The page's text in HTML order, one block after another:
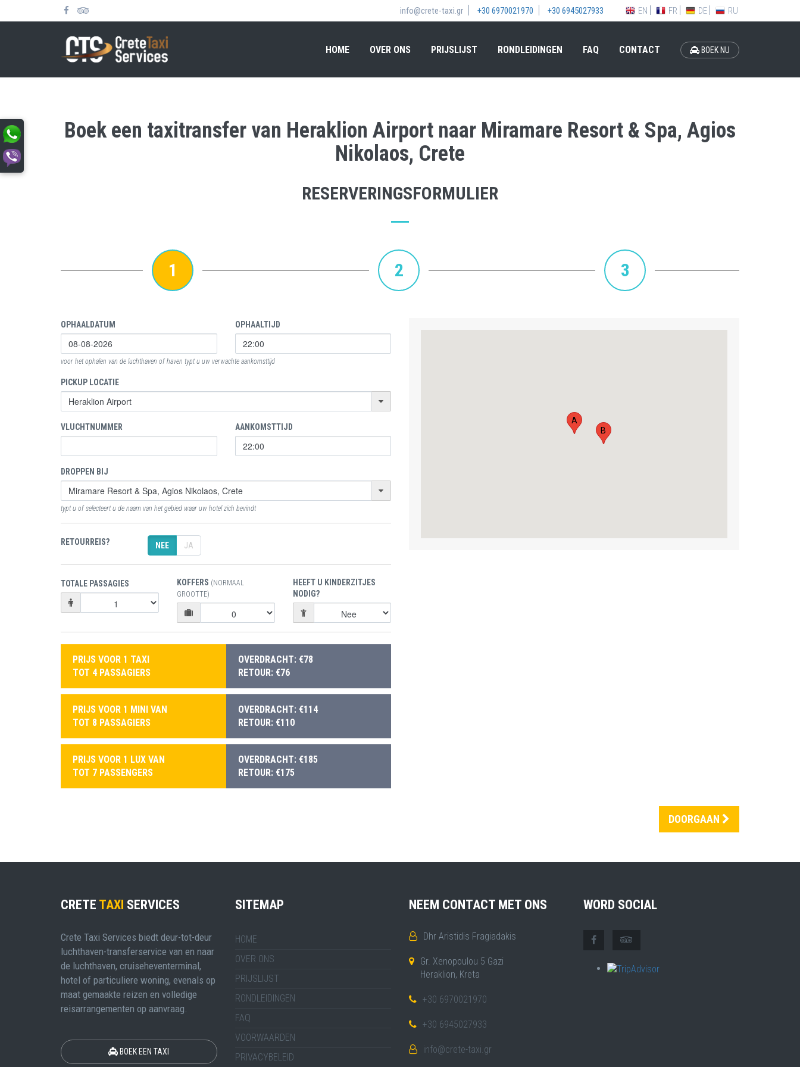
info@crete-taxi.gr +30 6970021970 +30 6945027933 EN FR DE RU
HOME OVER ONS PRIJSLIJST RONDLEIDINGEN FAQ CONTACT BOEK NU
Boek een taxitransfer van Heraklion Airport naar Miramare Resort & Spa, Agios
Nikolaos, Crete
RESERVERINGSFORMULIER
1 2 3
OPHAALDATUM OPHAALTIJD
voor het ophalen van de luchthaven of haven typt u uw verwachte aankomsttijd
PICKUP LOCATIE
VLUCHTNUMMER AANKOMSTTIJD
DROPPEN BIJ
typt u of selecteert u de naam van het gebied waar uw hotel zich bevindt
RETOURREIS? NEE JA
TOTALE PASSAGIES KOFFERS (NORMAAL
GROOTTE)
HEEFT U KINDERZITJES
NODIG?
PRIJS VOOR 1 TAXI
TOT 4 PASSAGIERS
OVERDRACHT: €78
RETOUR: €76
PRIJS VOOR 1 MINI VAN
TOT 8 PASSAGIERS
OVERDRACHT: €114
RETOUR: €110
PRIJS VOOR 1 LUX VAN
TOT 7 PASSENGERS
OVERDRACHT: €185
RETOUR: €175
A
B
DOORGAAN
CRETE TAXI SERVICES
Crete Taxi Services biedt deur-tot-deur
luchthaven-transferservice van en naar
de luchthaven, cruiseheventerminal,
hotel of particuliere woning, evenals op
maat gemaakte reizen en volledige
reisarrangementen op aanvraag.
BOEK EEN TAXI
SITEMAP
HOME
OVER ONS
PRIJSLIJST
RONDLEIDINGEN
FAQ
VOORWAARDEN
PRIVACYBELEID
NEEM CONTACT MET ONS
Dhr Aristidis Fragiadakis
Gr. Xenopoulou 5 Gazi
Heraklion, Kreta
+30 6970021970
+30 6945027933
info@crete-taxi.gr
WORD SOCIAL